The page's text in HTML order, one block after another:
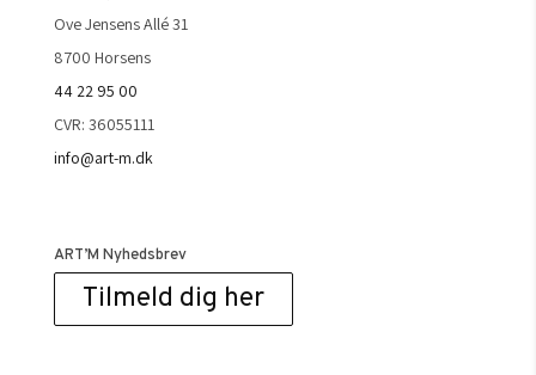
Ove Jensens Allé 31
8700 Horsens
44 22 95 00
CVR: 36055111
info@art-m.dk
ART’M Nyhedsbrev
Tilmeld dig her